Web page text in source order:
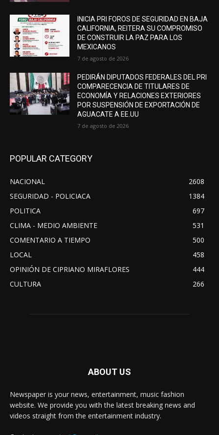
INICIA PRI FOROS DE SEGURIDAD EN BAJA
CALIFORNIA, REITERA SU COMPROMISO
DE CONSTRUIR LA PAZ PARA LOS
MEXICANOS
7 de agosto de 2026
PEDIRÁN DIPUTADOS FEDERALES DEL PRI
COMPARECENCIA DE TITULARES DE
ECONOMÍA Y RELACIONES EXTERIORES
POR SUSPENSIÓN DE EXPORTACIÓN DE
AGUACATE A EE.UU
7 de agosto de 2026
POPULAR CATEGORY
NACIONAL
2608
SEGURIDAD - POLICIACA
1384
POLITICA
697
CLIMA - MEDIO AMBIENTE
531
COMENTARIO A TIEMPO
500
LOCAL
458
OPINIÓN DE CIPRIANO MIRAFLORES
444
CULTURA
266
ABOUT US
Newspaper is your news, entertainment, music fashion
website. We provide you with the latest breaking news and
videos straight from the entertainment industry.